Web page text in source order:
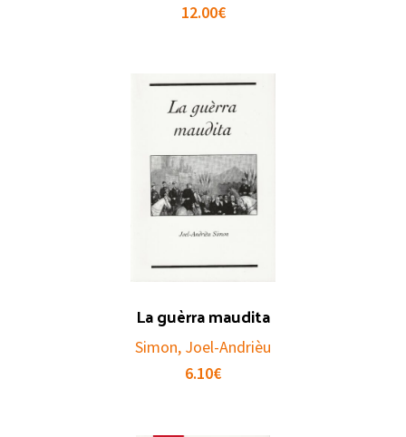
12.00€
La guèrra maudita
Simon, Joel-Andrièu
6.10€